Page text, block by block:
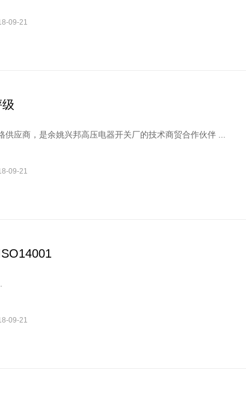
09-21
应商，是余姚兴邦高压电器开关厂的技术商贸合作伙伴 ...
09-21
09-21